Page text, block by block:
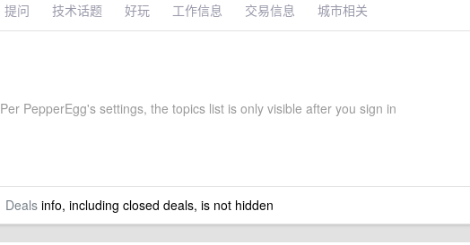
提问 技术话题 好玩 工作信息 交易信息 城市相关
Per PepperEgg's settings, the topics list is only visible after you sign in
Dealsinfo, including closed deals, is not hidden